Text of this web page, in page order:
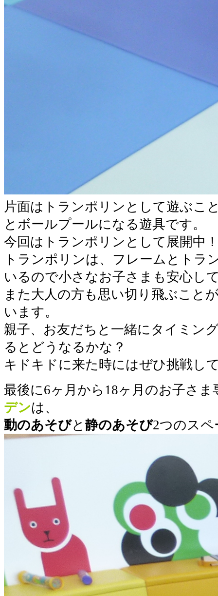
片面はトランポリンとして遊ぶこ
とボールプールになる遊具です。
今回はトランポリンとして展開中
トランポリンは、フレームとトラ
いるので小さなお子さまも安心し
また大人の方も思い切り飛ぶこと
います。
親子、お友だちと一緒にタイミン
るとどうなるかな？
キドキドに来た時にはぜひ挑戦し
最後に6ヶ月から18ヶ月のお子さま
デンは、
動のあそびと 静のあそび2つのス